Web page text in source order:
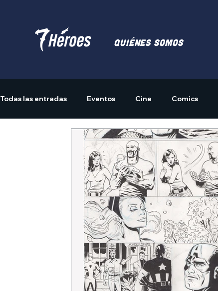
Quiénes somos
Todas las entradas Eventos Cine Comics
Merchandising